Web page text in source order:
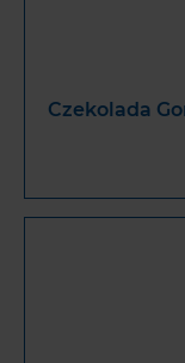
Czekolada